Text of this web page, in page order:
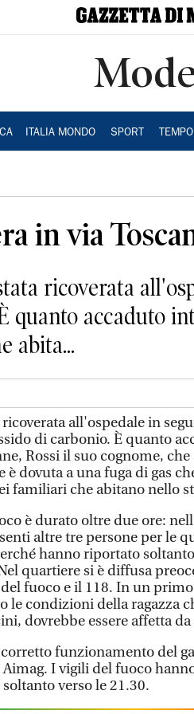
ITALIA MONDO SPORT
in via
ricoverata
quanto accaduto
abita...
all'ospedale in
di carbonio. È quanto
Rossi il suo cognome,
è dovuta a una fuga di gas
familiari che abitano nello
è durato oltre due ore:
altre tre persone per le
hanno riportato
quartiere si è diffusa
fuoco e il 118. In un
le condizioni della ragazza
dovrebbe essere affetta da
funzionamento del
I vigili del fuoco
verso le 21.30.